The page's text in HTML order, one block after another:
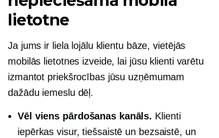
lietotne
Ja jums ir liela lojālu klientu bāze, vietējās
mobilās lietotnes izveide, lai jūsu klienti varētu
izmantot priekšrocības jūsu uzņēmumam
dažādu iemeslu dēļ.
Vēl viens pārdošanas kanāls. Klienti
iepērkas visur, tiešsaistē un bezsaistē, un